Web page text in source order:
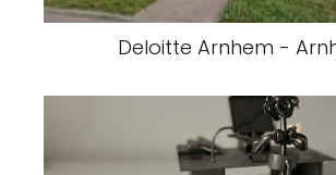
Deloitte Arnhem -